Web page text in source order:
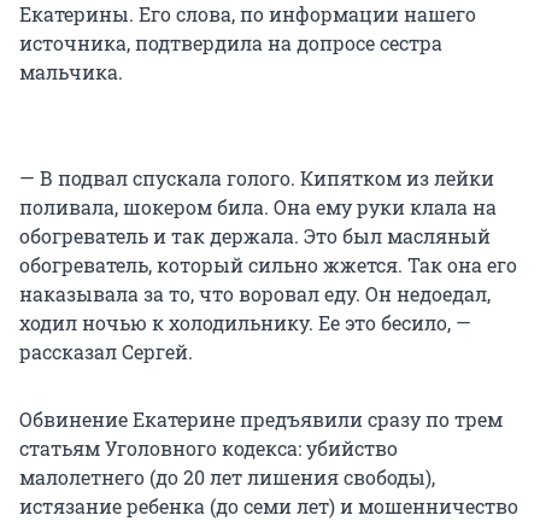
Екатерины. Его слова, по информации нашего
источника, подтвердила на допросе сестра
мальчика.
— В подвал спускала голого. Кипятком из лейки
поливала, шокером била. Она ему руки клала на
обогреватель и так держала. Это был масляный
обогреватель, который сильно жжется. Так она его
наказывала за то, что воровал еду. Он недоедал,
ходил ночью к холодильнику. Ее это бесило, —
рассказал Сергей.
Обвинение Екатерине предъявили сразу по трем
статьям Уголовного кодекса: убийство
малолетнего (до 20 лет лишения свободы),
истязание ребенка (до семи лет) и мошенничество